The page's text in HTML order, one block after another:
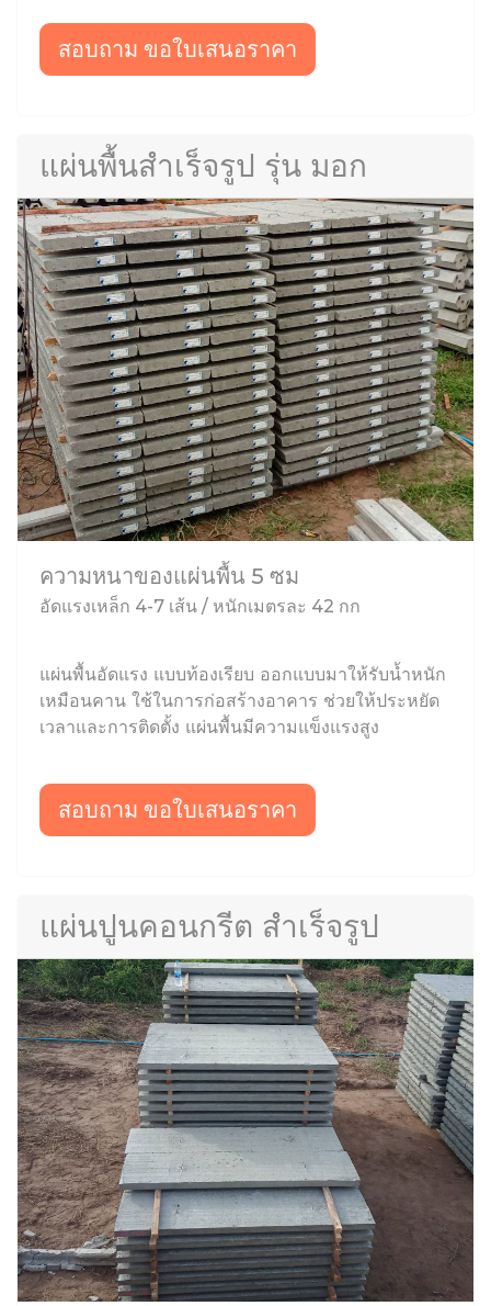
สอบถาม ขอใบเสนอราคา
แผ่นพื้นสำเร็จรูป รุ่น มอก
ความหนาของแผ่นพื้น 5 ซม
อัดแรงเหล็ก 4-7 เส้น / หนักเมตรละ 42 กก
แผ่นพื้นอัดแรง แบบท้องเรียบ ออกแบบมาให้รับน้ำหนัก
เหมือนคาน ใช้ในการก่อสร้างอาคาร ช่วยให้ประหยัด
เวลาและการติดตั้ง แผ่นพื้นมีความแข็งแรงสูง
สอบถาม ขอใบเสนอราคา
แผ่นปูนคอนกรีต สำเร็จรูป